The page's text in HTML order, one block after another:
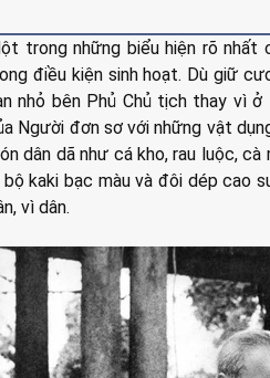
trong những biểu hiện rõ nhất
điều kiện sinh hoạt. Dù giữ
nhỏ bên Phủ Chủ tịch thay vì
Người đơn sơ với những vật
dân dã như cá kho, rau luộc,
bộ kaki bạc màu và đôi dép cao
vì dân.